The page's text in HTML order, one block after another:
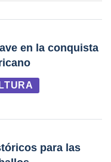
en la conquista
para las